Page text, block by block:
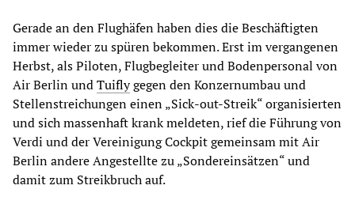
Gerade an den Flughäfen haben dies die Beschäftigten
immer wieder zu spüren bekommen. Erst im vergangenen
Herbst, als Piloten, Flugbegleiter und Bodenpersonal von
Air Berlin undTuiflygegen den Konzernumbau und
Stellenstreichungen einen „Sick-out-Streik“ organisierten
und sich massenhaft krank meldeten, rief die Führung von
Verdi und der Vereinigung Cockpit gemeinsam mit Air
Berlin andere Angestellte zu „Sondereinsätzen“ und
damit zum Streikbruch auf.